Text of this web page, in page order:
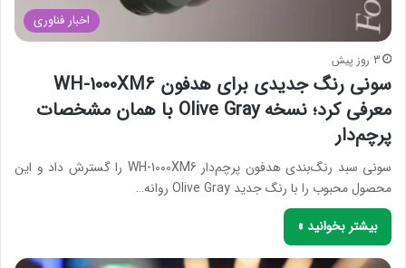
اخبار فناوری
3 روز پیش
سونی رنگ جدیدی برای هدفون WH-1000XM6
معرفی کرد؛ نسخه Olive Gray با همان مشخصات
پرچم‌دار
سونی سبد رنگ‌بندی هدفون پرچم‌دار WH-1000XM6 را گسترش داد و این
محصول محبوب را با رنگ جدید Olive Gray روانه…
بیشتر بخوانید »